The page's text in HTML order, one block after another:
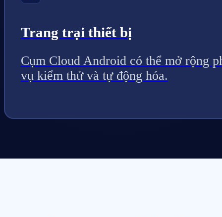
Trang trại thiết bị
Cụm Cloud Android có thể mở rộng
vụ kiểm thử và tự động hóa.